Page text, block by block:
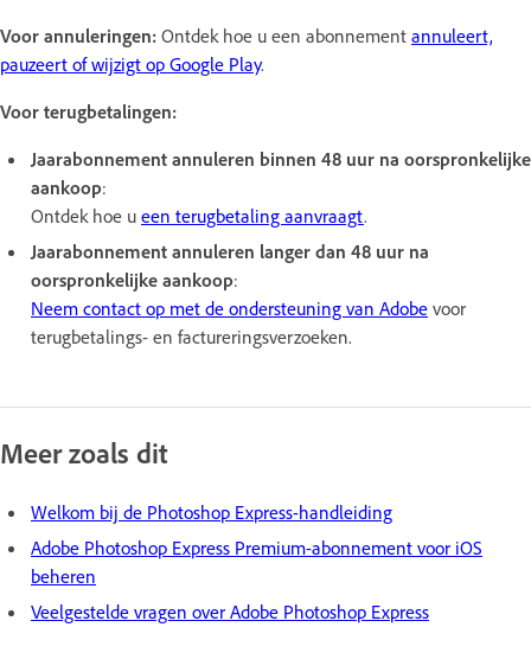
Voor annuleringen: Ontdek hoe u een abonnement annuleert,
pauzeert of wijzigt op Google Play.
Voor terugbetalingen:
Jaarabonnement annuleren binnen 48 uur na oorspronkelijke
aankoop:
Ontdek hoe u een terugbetaling aanvraagt.
Jaarabonnement annuleren langer dan 48 uur na
oorspronkelijke aankoop:
Neem contact op met de ondersteuning van Adobe voor
terugbetalings- en factureringsverzoeken.
Meer zoals dit
Welkom bij de Photoshop Express-handleiding
Adobe Photoshop Express Premium-abonnement voor iOS
beheren
Veelgestelde vragen over Adobe Photoshop Express